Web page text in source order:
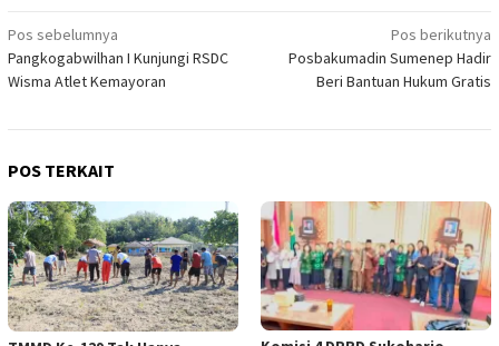
Navigasi
pos
Pos sebelumnya
Pangkogabwilhan I Kunjungi RSDC
Wisma Atlet Kemayoran
Pos berikutnya
Posbakumadin Sumenep Hadir
Beri Bantuan Hukum Gratis
POS TERKAIT